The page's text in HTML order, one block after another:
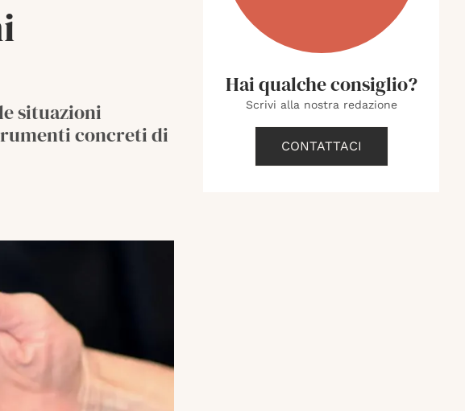
situazioni
concreti di
Hai qualche consiglio?
Scrivi alla nostra redazione
CONTATTACI